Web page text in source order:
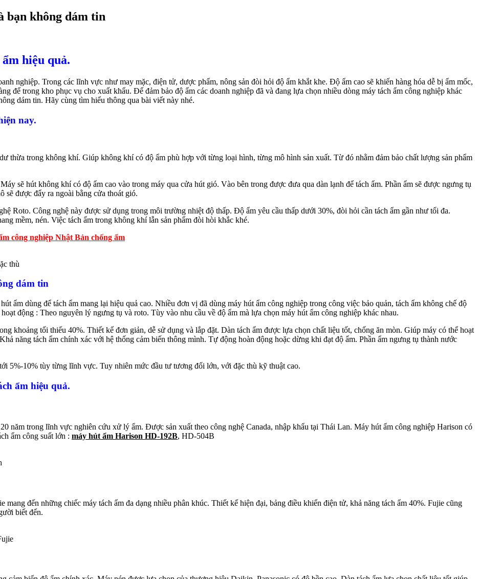
bạn không dám tin
hiệu quả.
nghiệp. Trong các lĩnh vực như may mặc, điện tử, dược phẩm, nông sản đòi hỏi độ ẩm khắt khe. Độ ẩm cao sẽ khiến hàng hóa dễ bị ẩm mốc,
để trong kho phục vụ cho xuất khẩu. Để đảm bảo độ ẩm các doanh nghiệp đã và đang lựa chọn nhiều dòng máy tách ẩm công nghiệp khác
dám tin. Hãy cùng tìm hiểu thông qua bài viết này nhé.
nay.
thừa trong không khí. Giúp không khí có độ ẩm phù hợp với từng loại hình, từng mô hình sản xuất. Từ đó nhằm đảm bảo chất lượng sản phẩm
sẽ hút không khí có độ ẩm cao vào trong máy qua cửa hút gió. Vào bên trong được đưa qua dàn lạnh để tách ẩm. Phần ẩm sẽ được ngưng tụ
sẽ được đẩy ra ngoài bằng cửa thoát gió.
Roto. Công nghệ này được sử dụng trong môi trường nhiệt độ thấp. Độ ẩm yêu cầu thấp dưới 30%, đòi hỏi cần tách ẩm gần như tối đa.
mềm, nén. Việc tách ẩm trong không khí lẫn sản phẩm đòi hòi khắc khé.
công nghiệp Nhật Bản chống ẩm
dám tin
ẩm dùng để tách ẩm mang lại hiệu quả cao. Nhiều đơn vị đã dùng máy hút ẩm công nghiệp trong công việc bảo quản, tách ẩm không chế độ
động : Theo nguyên lý ngưng tụ và roto. Tùy vào nhu cầu về độ ẩm mà lựa chọn máy hút ẩm công nghiệp khác nhau.
khoảng tối thiếu 40%. Thiết kế đơn giản, dễ sử dụng và lắp đặt. Dàn tách ẩm được lựa chọn chất liệu tốt, chống ăn mòn. Giúp máy có thể hoạt
năng tách ẩm chính xác với hệ thống cảm biến thông mình. Tự động hoàn động hoặc dừng khi đạt độ ẩm. Phần ẩm ngưng tụ thành nước
5%-10% tùy từng lĩnh vực. Tuy nhiên mức đầu tư tương đối lớn, với đặc thù kỹ thuật cao.
ẩm hiệu quả.
năm trong lĩnh vực nghiên cứu xử lý ẩm. Được sản xuất theo công nghệ Canada, nhập khẩu tại Thái Lan. Máy hút ẩm công nghiệp Harison có
ẩm công suất lớn : máy hút ẩm Harison HD-192B, HD-504B
đến những chiếc máy tách ẩm đa dạng nhiều phân khúc. Thiết kế hiện đại, bảng điều khiển điện tử, khả năng tách ẩm 40%. Fujie cũng
biết đến.